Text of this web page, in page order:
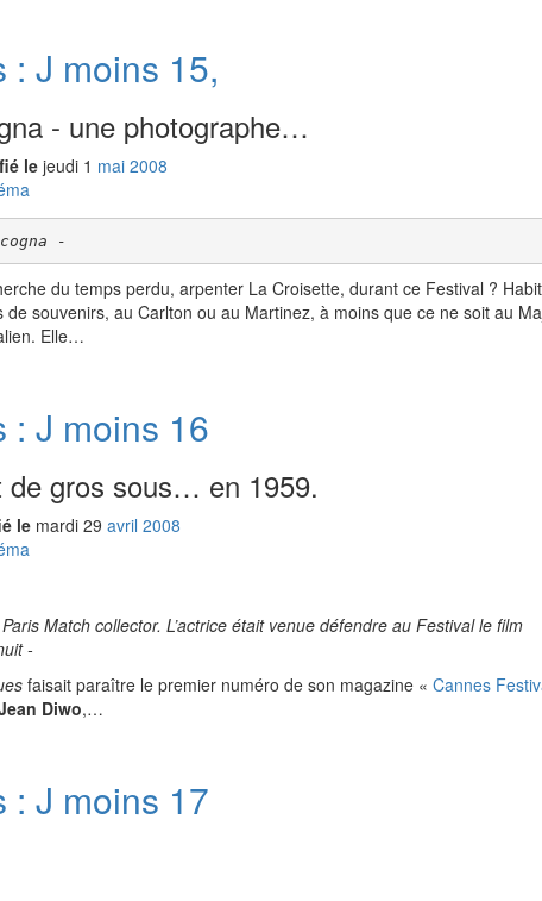
: J moins 15,
- une photographe…
le jeudi 1 mai 2008
-
du temps perdu, arpenter La Croisette, durant ce Festival ?
souvenirs, au Carlton ou au Martinez, à moins que ce ne soit au
Elle…
: J moins 16
de gros sous… en 1959.
le mardi 29 avril 2008
Match collector. L’actrice était venue défendre au Festival le film
-
faisait paraître le premier numéro de son magazine « Cannes
Diwo,…
: J moins 17